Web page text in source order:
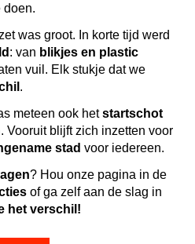
doen.
was groot. In korte tijd werd
: van blikjes en plastic
vuil. Elk stukje dat we
.
meteen ook hetstartschot
. Vooruit blijft zich inzetten voor
stad voor iedereen.
? Hou onze pagina in de
of ga zelf aan de slag in
het verschil!